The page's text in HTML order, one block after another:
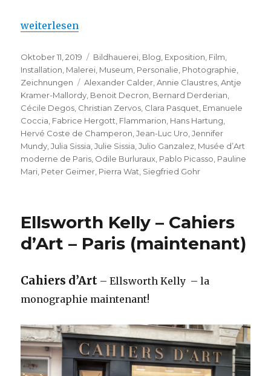
„Hans Hartung – La grande rétrospective à Paris“
weiterlesen
Veröffentlicht
am
Oktober 11, 2019 Kategorien
Bildhauerei, Blog, Exposition, Film,
Installation, Malerei, Museum, Personalie, Photographie,
Zeichnungen
Schlagwörter
Alexander Calder,Annie Claustres,Antje
Kramer-Mallordy, Benoit Decron, Bernard Derderian,
Cécile Degos, Christian Zervos, Clara Pasquet, Emanuele
Coccia, Fabrice Hergott, Flammarion, Hans Hartung,
Hervé Coste de Champeron,Jean-Luc Uro,Jennifer
Mundy,Julia Sissia,Julie Sissia,Julio Ganzalez, Musée d’Art
moderne de Paris, Odile Burluraux, Pablo Picasso, Pauline
Mari, Peter Geimer, Pierra Wat, Siegfried Gohr
Ellsworth Kelly – Cahiers
d’Art – Paris (maintenant)
Cahiers d’Art – Ellsworth Kelly – la
monographie maintenant!